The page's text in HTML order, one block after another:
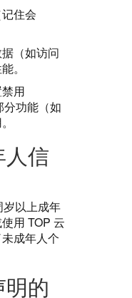
住会
（如访问
。
用
功能（如
人信
以上成年
用 TOP 云
成年人个
明的